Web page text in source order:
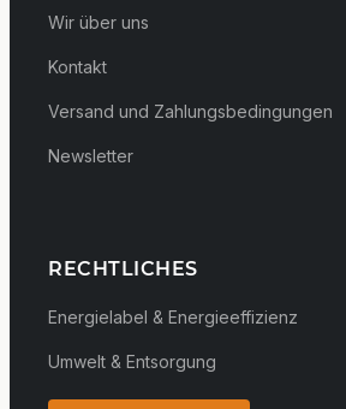
Wir über uns
Kontakt
Versand und Zahlungsbedingungen
Newsletter
RECHTLICHES
Energielabel & Energieeffizienz
Umwelt & Entsorgung